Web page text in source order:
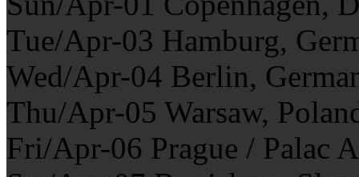
Tue/Apr-03 Hamburg,
Wed/Apr-04 Berlin,
Thu/Apr-05 Warsaw,
Fri/Apr-06 Prague / Palac